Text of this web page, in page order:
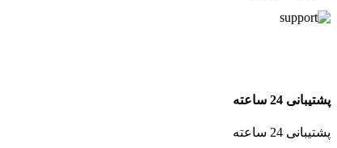
پشتیبانی 24 ساعته
پشتیبانی 24 ساعته